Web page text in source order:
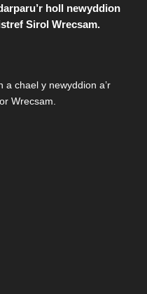
Sirol Wrecsam.
a chael y newyddion a’r
Wrecsam.